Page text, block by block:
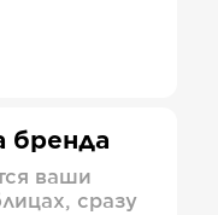
бренда
ваши
сразу